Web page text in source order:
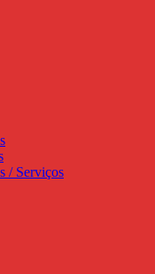
/ Serviços